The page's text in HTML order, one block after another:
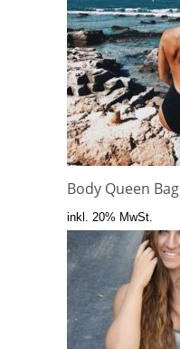
Body Queen Bag
inkl. 20% MwSt.